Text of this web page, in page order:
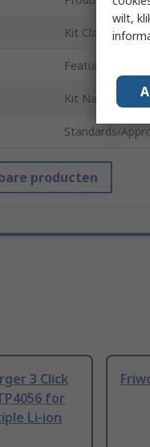
Kit Classification
Featured Device
Kit Name
Standards/
producten
3 Click
for
Li-ion
wilt,